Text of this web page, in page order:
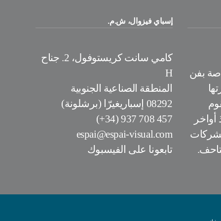
إسباي فيزوال، ش.م.
كامي سانت كريستوفول، 2. جناح
H
المنطقة الصناعية الجنوبية
08292 إسباريغيرّا (برشلونة)
457 708 937 (34+)
espai@espai-visual.com
تابعونا على الفيسبوك
بفن
ويقوم
أواخر